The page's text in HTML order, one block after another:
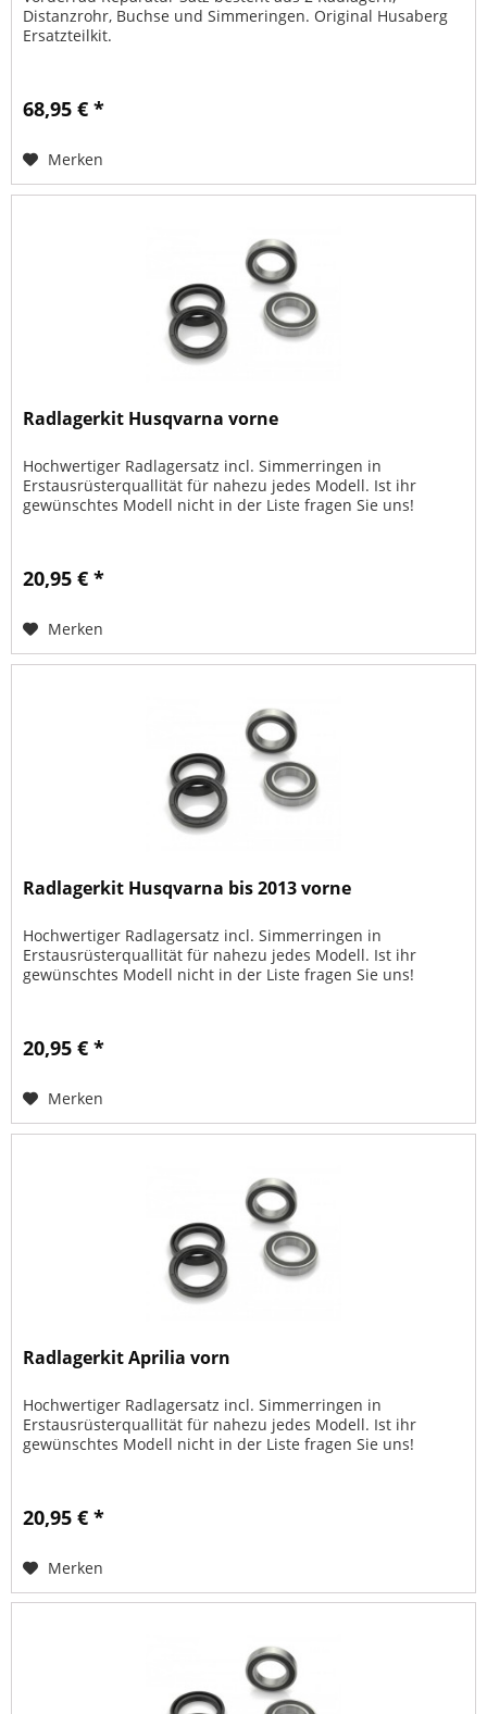
Distanzrohr, Buchse und Simmeringen. Original Husaberg
Ersatzteilkit.
68,95 € *
Merken
Radlagerkit Husqvarna vorne
Hochwertiger Radlagersatz incl. Simmerringen in
Erstausrüsterquallität für nahezu jedes Modell. Ist ihr
gewünschtes Modell nicht in der Liste fragen Sie uns!
20,95 € *
Merken
Radlagerkit Husqvarna bis 2013 vorne
Hochwertiger Radlagersatz incl. Simmerringen in
Erstausrüsterquallität für nahezu jedes Modell. Ist ihr
gewünschtes Modell nicht in der Liste fragen Sie uns!
20,95 € *
Merken
Radlagerkit Aprilia vorn
Hochwertiger Radlagersatz incl. Simmerringen in
Erstausrüsterquallität für nahezu jedes Modell. Ist ihr
gewünschtes Modell nicht in der Liste fragen Sie uns!
20,95 € *
Merken